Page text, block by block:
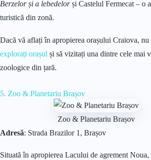
Berzelor și a lebedelorși Castelul Fermecat – o
turistică din zonă.
Dacă vă aflați în apropierea orașului Craiova, nu
explorați orașul și să vizitați una dintre cele mai
zoologice din țară.
5. Zoo & Planetariu Brașov
Zoo & Planetariu Brașov
Adresă: Strada Brazilor 1, Brașov
Situată în apropierea Lacului de agrement Noua,